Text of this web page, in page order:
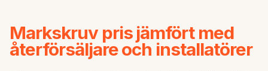
Markskruv pris jämfört med
återförsäljare och installatörer